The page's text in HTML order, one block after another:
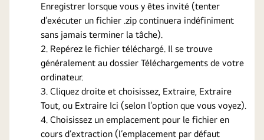
Enregistrer lorsque vous y êtes invité (tenter
d’exécuter un fichier .zip continuera indéfiniment
sans jamais terminer la tâche).
Repérez le fichier téléchargé. Il se trouve
généralement au dossier Téléchargements de votre
ordinateur.
Cliquez droite et choisissez, Extraire, Extraire
Tout, ou Extraire Ici (selon l’option que vous voyez).
Choisissez un emplacement pour le fichier en
cours d’extraction (l’emplacement par défaut